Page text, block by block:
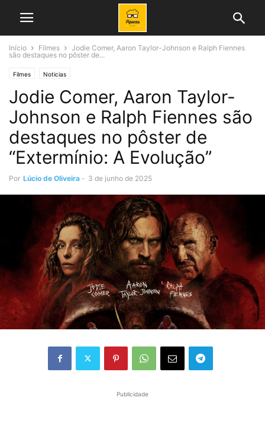
Início Filmes
Jodie Comer, Aaron Taylor-Johnson e Ralph Fiennes
são destaques no pôster de...
Filmes Noticias
Jodie Comer, Aaron Taylor-
Johnson e Ralph Fiennes são
destaques no pôster de
“Extermínio: A Evolução”
Por Lúcio de Oliveira - 3 de junho de 2025
Publicidade